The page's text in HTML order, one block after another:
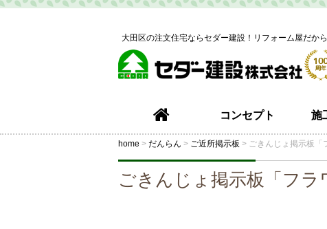
大田区の注文住宅ならセダー建設！リフォーム屋だか
コンセプト 施
home > だんらん > ご近所掲示板 > ごきんじょ掲示板
ごきんじょ掲示板「フ